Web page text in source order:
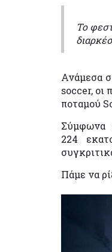
Το
Ανάμεσα
soccer, οι
ποταμού
Σύμφωνα
224
Πάμε να